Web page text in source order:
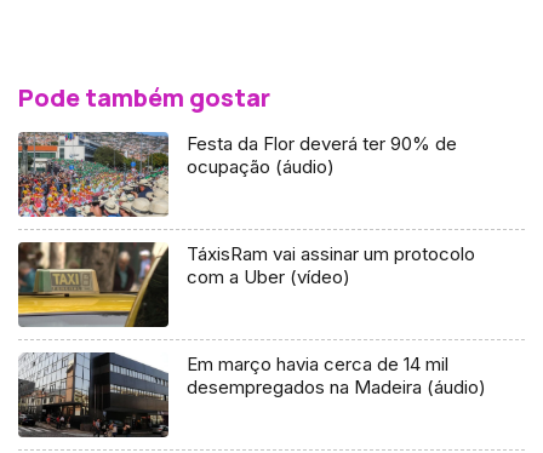
Pode também gostar
Festa da Flor deverá ter 90% de
ocupação (áudio)
TáxisRam vai assinar um protocolo
com a Uber (vídeo)
Em março havia cerca de 14 mil
desempregados na Madeira (áudio)